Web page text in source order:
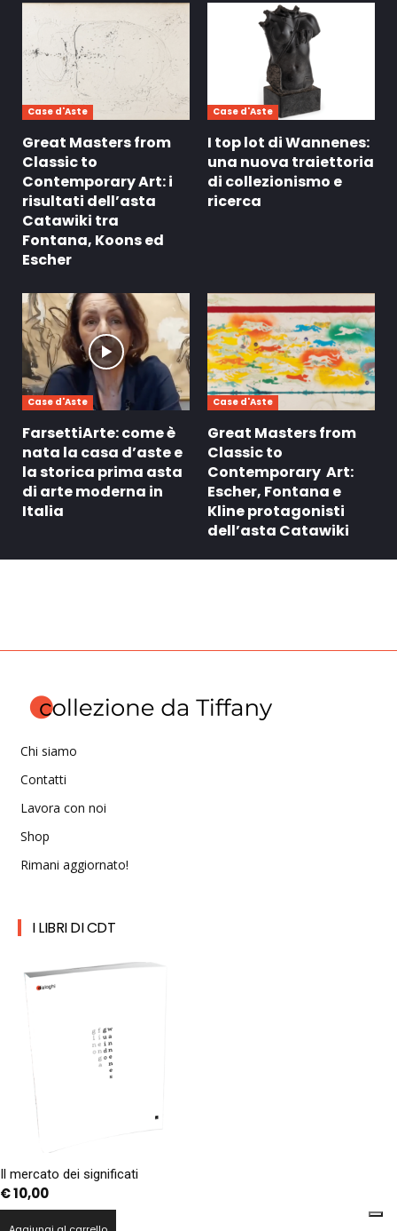
Case d'Aste
Great Masters from
Classic to
Contemporary Art: i
risultati dell’asta
Catawiki tra
Fontana, Koons ed
Escher
Case d'Aste
I top lot di Wannenes:
una nuova traiettoria
di collezionismo e
ricerca
Case d'Aste
FarsettiArte: come è
nata la casa d’aste e
la storica prima asta
di arte moderna in
Italia
Case d'Aste
Great Masters from
Classic to
Contemporary Art:
Escher, Fontana e
Kline protagonisti
dell’asta Catawiki
Chi siamo
Contatti
Lavora con noi
Shop
Rimani aggiornato!
I LIBRI DI CDT
Il mercato dei significati
€10,00